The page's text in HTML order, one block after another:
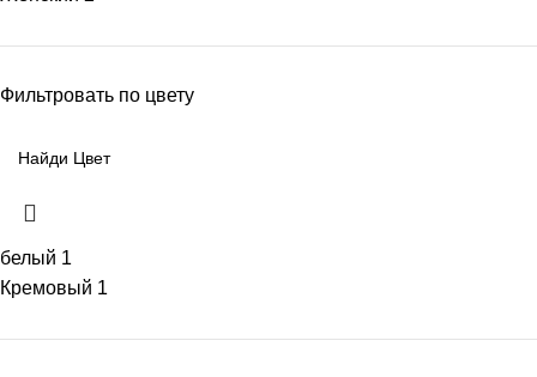
Фильтровать по цвету
белый 1
Кремовый 1